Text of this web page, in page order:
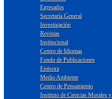
Egresados
Secretaría General
Investigación
Revistas
Institucional
Centro de Idiomas
Fondo de Publicaciones
Emisora
Medio Ambiente
Centro de Pensamiento
Instituto de Ciencias Morales